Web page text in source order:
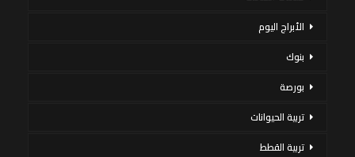
الأبراج اليوم
بنوك
بورصة
تربية الحيوانات
تربية القطط